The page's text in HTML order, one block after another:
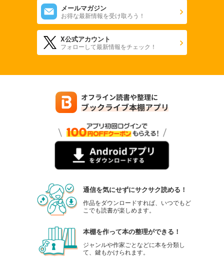
メールマガジン
お得な最新情報を受け取ろう！
X公式アカウント
フォローして最新情報をチェック！
通信を気にせずにサクサク読める！
作品をダウンロードすれば、いつでもど
こでも読書が楽しめます。
本棚を作って本の整理ができる！
ジャンルや作家ごとなどに本を分類し
て、鍵もかけられます。